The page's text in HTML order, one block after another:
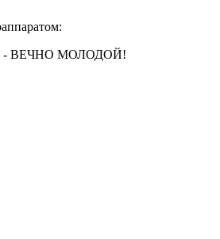
- ВЕЧНО МОЛОДОЙ!